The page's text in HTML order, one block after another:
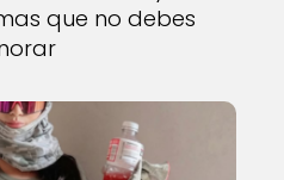
que no debes